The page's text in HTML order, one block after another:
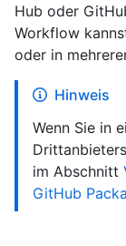
Hub oder
Workflow
oder in
Hinweis
Wenn Sie in
im Abschnitt
GitHub